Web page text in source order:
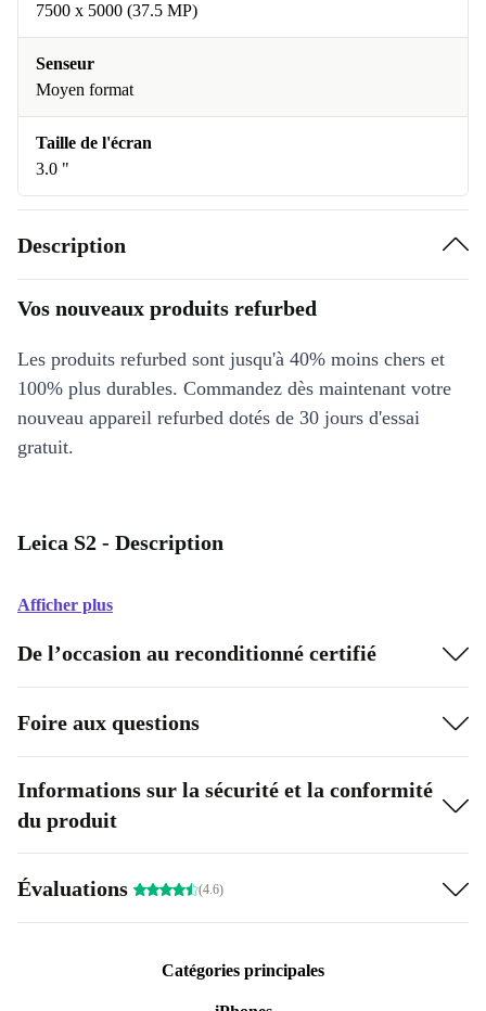
7500 x 5000 (37.5 MP)
Senseur
Moyen format
Taille de l'écran
3.0 "
Description
Vos nouveaux produits refurbed
Les produits refurbed sont jusqu'à 40% moins chers et
100% plus durables. Commandez dès maintenant votre
nouveau appareil refurbed dotés de 30 jours d'essai
gratuit.
Leica S2 - Description
Afficher plus
De l’occasion au reconditionné certifié
Foire aux questions
Informations sur la sécurité et la conformité
du produit
Évaluations (4.6)
Catégories principales